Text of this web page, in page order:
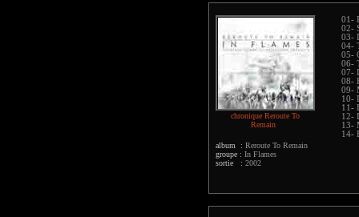
chronique Reroute To
Remain
album : Reroute To Remain
groupe : In Flames
sortie : 2002
01-
02-
03-
04-
05-
06-
07-
08-
09-
10-
11-
12-
13-
14-